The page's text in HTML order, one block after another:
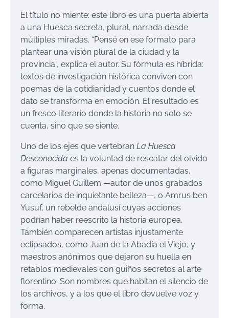
El título no miente: este libro es una puerta abierta
a una Huesca secreta, plural, narrada desde
múltiples miradas. “Pensé en ese formato para
plantear una visión plural de la ciudad y la
provincia”, explica el autor. Su fórmula es híbrida:
textos de investigación histórica conviven con
poemas de la cotidianidad y cuentos donde el
dato se transforma en emoción. El resultado es
un fresco literario donde la historia no solo se
cuenta, sino que se siente.
Uno de los ejes que vertebran La Huesca
Desconocida es la voluntad de rescatar del olvido
a figuras marginales, apenas documentadas,
como Miguel Guillem —autor de unos grabados
carcelarios de inquietante belleza—, o Amrus ben
Yusuf, un rebelde andalusí cuyas acciones
podrían haber reescrito la historia europea.
También comparecen artistas injustamente
eclipsados, como Juan de la Abadía el Viejo, y
maestros anónimos que dejaron su huella en
retablos medievales con guiños secretos al arte
florentino. Son nombres que habitan el silencio de
los archivos, y a los que el libro devuelve voz y
forma.